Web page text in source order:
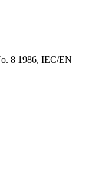
8 1986, IEC/EN